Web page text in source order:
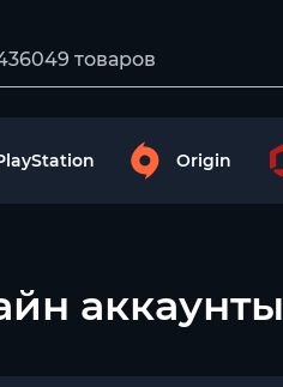
Origin
аккаунты